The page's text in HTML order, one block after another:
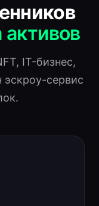
IT-бизнес,
сервис